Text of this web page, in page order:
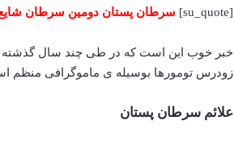
[su_quote] سرطان پستان دومین سرطان
خبر خوب این است که در طی چند سال گذشته
زودرس تومورها بوسیله ی ماموگرافی منظم
علائم سرطان پستان